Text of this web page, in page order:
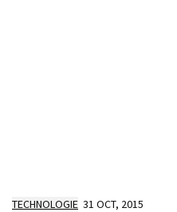
TECHNOLOGIE 31 OCT, 2015